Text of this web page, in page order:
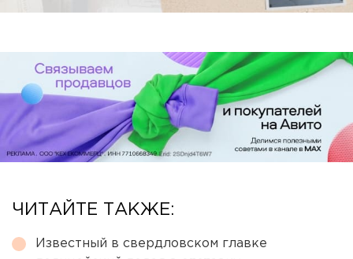
ЧИТАЙТЕ ТАКЖЕ:
Известный в свердловском главке